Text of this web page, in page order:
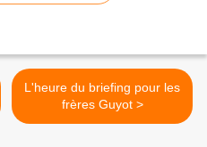
L'heure du briefing pour les
frères Guyot >